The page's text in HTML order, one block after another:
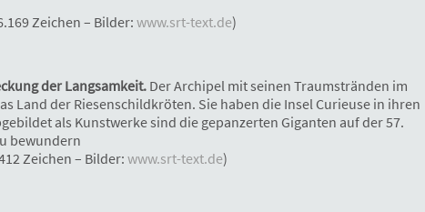
Zeichen – Bilder:www.srt-text.de)
der Langsamkeit. Der Archipel mit seinen Traumstränden im
Land der Riesenschildkröten. Sie haben die Insel Curieuse in ihren
als Kunstwerke sind die gepanzerten Giganten auf der 57.
bewundern
Zeichen – Bilder:www.srt-text.de)